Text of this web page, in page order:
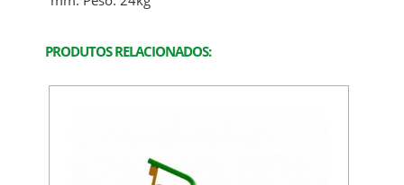
PRODUTOS RELACIONADOS: